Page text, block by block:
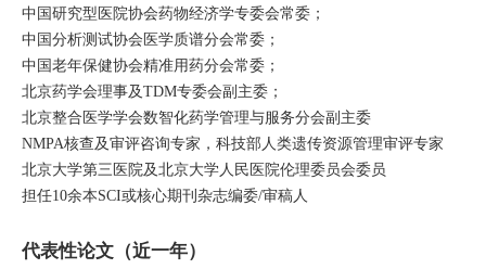
中国研究型医院协会药物经济学专委会常委；
中国分析测试协会医学质谱分会常委；
中国老年保健协会精准用药分会常委；
北京药学会理事及TDM专委会副主委；
北京整合医学学会数智化药学管理与服务分会副主委
NMPA核查及审评咨询专家，科技部人类遗传资源管理审评专家
北京大学第三医院及北京大学人民医院伦理委员会委员
担任10余本SCI或核心期刊杂志编委/审稿人
代表性论文（近一年）